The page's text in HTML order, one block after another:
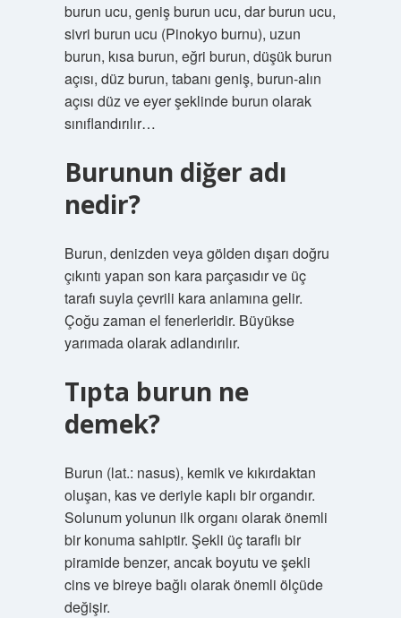
burun ucu, geniş burun ucu, dar burun ucu,
sivri burun ucu (Pinokyo burnu), uzun
burun, kısa burun, eğri burun, düşük burun
açısı, düz burun, tabanı geniş, burun-alın
açısı düz ve eyer şeklinde burun olarak
sınıflandırılır…
Burunun diğer adı
nedir?
Burun, denizden veya gölden dışarı doğru
çıkıntı yapan son kara parçasıdır ve üç
tarafı suyla çevrili kara anlamına gelir.
Çoğu zaman el fenerleridir. Büyükse
yarımada olarak adlandırılır.
Tıpta burun ne
demek?
Burun (lat.: nasus), kemik ve kıkırdaktan
oluşan, kas ve deriyle kaplı bir organdır.
Solunum yolunun ilk organı olarak önemli
bir konuma sahiptir. Şekli üç taraflı bir
piramide benzer, ancak boyutu ve şekli
cins ve bireye bağlı olarak önemli ölçüde
değişir.